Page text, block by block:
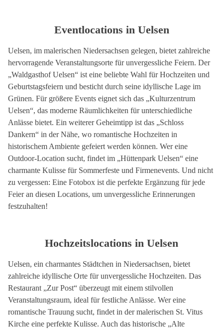
Eventlocations in Uelsen
Uelsen, im malerischen Niedersachsen gelegen, bietet zahlreiche
hervorragende Veranstaltungsorte für unvergessliche Feiern. Der
„Waldgasthof Uelsen“ ist eine beliebte Wahl für Hochzeiten und
Geburtstagsfeiern und besticht durch seine idyllische Lage im
Grünen. Für größere Events eignet sich das „Kulturzentrum
Uelsen“, das moderne Räumlichkeiten für unterschiedliche
Anlässe bietet. Ein weiterer Geheimtipp ist das „Schloss
Dankern“ in der Nähe, wo romantische Hochzeiten in
historischem Ambiente gefeiert werden können. Wer eine
Outdoor-Location sucht, findet im „Hüttenpark Uelsen“ eine
charmante Kulisse für Sommerfeste und Firmenevents. Und nicht
zu vergessen: Eine Fotobox ist die perfekte Ergänzung für jede
Feier an diesen Locations, um unvergessliche Erinnerungen
festzuhalten!
Hochzeitslocations in Uelsen
Uelsen, ein charmantes Städtchen in Niedersachsen, bietet
zahlreiche idyllische Orte für unvergessliche Hochzeiten. Das
Restaurant „Zur Post“ überzeugt mit einem stilvollen
Veranstaltungsraum, ideal für festliche Anlässe. Wer eine
romantische Trauung sucht, findet in der malerischen St. Vitus
Kirche eine perfekte Kulisse. Auch das historische „Alte